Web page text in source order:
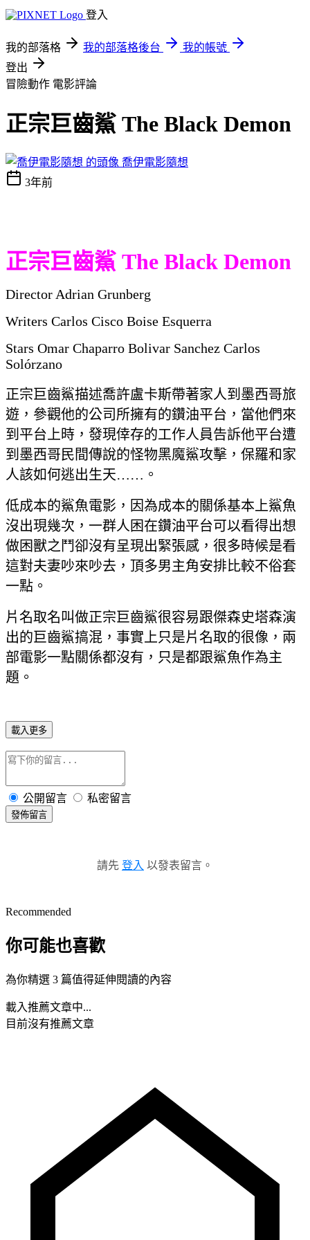
登入
我的部落格 我的部落格後台
我的帳號
登出
冒險動作 電影評論
正宗巨齒鯊 The Black Demon
喬伊電影隨想
3年前
正宗巨齒鯊 The Black Demon
Director Adrian Grunberg
Writers Carlos Cisco Boise Esquerra
Stars Omar Chaparro Bolivar Sanchez Carlos
Solórzano
正宗巨齒鯊描述喬許盧卡斯帶著家人到墨西哥旅
遊，參觀他的公司所擁有的鑽油平台，當他們來
到平台上時，發現倖存的工作人員告訴他平台遭
到墨西哥民間傳說的怪物黑魔鯊攻擊，保羅和家
人該如何逃出生天……。
低成本的鯊魚電影，因為成本的關係基本上鯊魚
沒出現幾次，一群人困在鑽油平台可以看得出想
做困獸之鬥卻沒有呈現出緊張感，很多時候是看
這對夫妻吵來吵去，頂多男主角安排比較不俗套
一點。
片名取名叫做正宗巨齒鯊很容易跟傑森史塔森演
出的巨齒鯊搞混，事實上只是片名取的很像，兩
部電影一點關係都沒有，只是都跟鯊魚作為主
題。
載入更多
公開留言 私密留言
發佈留言
請先 登入 以發表留言。
Recommended
你可能也喜歡
為你精選 3 篇值得延伸閱讀的內容
載入推薦文章中...
目前沒有推薦文章